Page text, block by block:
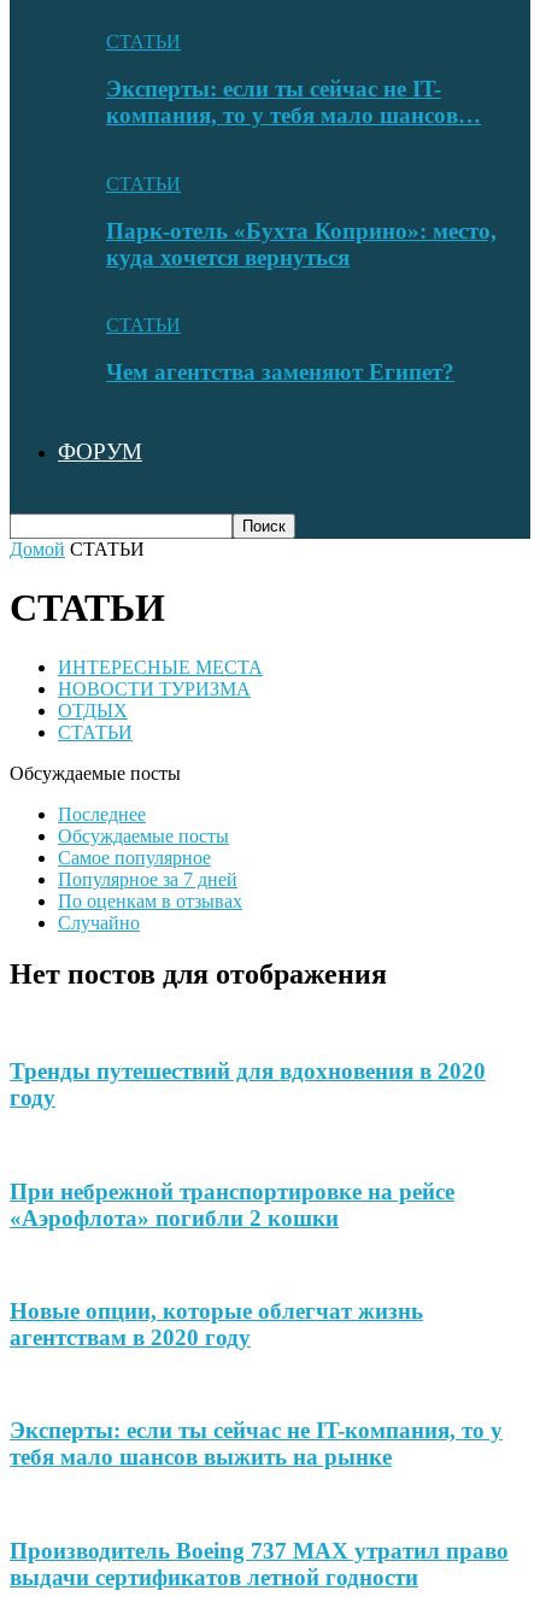
СТАТЬИ
Эксперты: если ты сейчас не IT-
компания, то у тебя мало шансов…
СТАТЬИ
Парк-отель «Бухта Коприно»: место,
куда хочется вернуться
СТАТЬИ
Чем агентства заменяют Египет?
ФОРУМ
Домой СТАТЬИ
СТАТЬИ
ИНТЕРЕСНЫЕ МЕСТА
НОВОСТИ ТУРИЗМА
ОТДЫХ
СТАТЬИ
Обсуждаемые посты
Последнее
Обсуждаемые посты
Самое популярное
Популярное за 7 дней
По оценкам в отзывах
Случайно
Нет постов для отображения
Тренды путешествий для вдохновения в 2020
году
При небрежной транспортировке на рейсе
«Аэрофлота» погибли 2 кошки
Новые опции, которые облегчат жизнь
агентствам в 2020 году
Эксперты: если ты сейчас не IT-компания, то у
тебя мало шансов выжить на рынке
Производитель Boeing 737 MAX утратил право
выдачи сертификатов летной годности